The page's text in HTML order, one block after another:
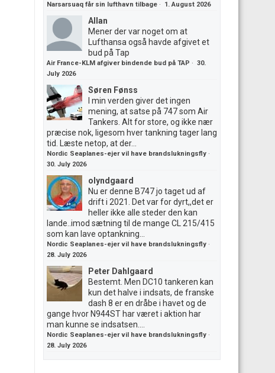
Narsarsuaq får sin lufthavn tilbage · 1. August 2026
Allan
Mener der var noget om at
Lufthansa også havde afgivet et
bud på Tap
Air France-KLM afgiver bindende bud på TAP · 30.
July 2026
Søren Fønss
I min verden giver det ingen
mening, at satse på 747 som Air
Tankers. Alt for store, og ikke nær
præcise nok, ligesom hver tankning tager lang
tid. Læste netop, at der...
Nordic Seaplanes-ejer vil have brandslukningsfly ·
30. July 2026
olyndgaard
Nu er denne B747 jo taget ud af
drift i 2021. Det var for dyrt,,det er
heller ikke alle steder den kan
lande..imod sætning til de mange CL 215/415
som kan lave optankning...
Nordic Seaplanes-ejer vil have brandslukningsfly ·
28. July 2026
Peter Dahlgaard
Bestemt. Men DC10 tankeren kan
kun det halve i indsats, de franske
dash 8 er en dråbe i havet og de
gange hvor N944ST har været i aktion har
man kunne se indsatsen....
Nordic Seaplanes-ejer vil have brandslukningsfly ·
28. July 2026